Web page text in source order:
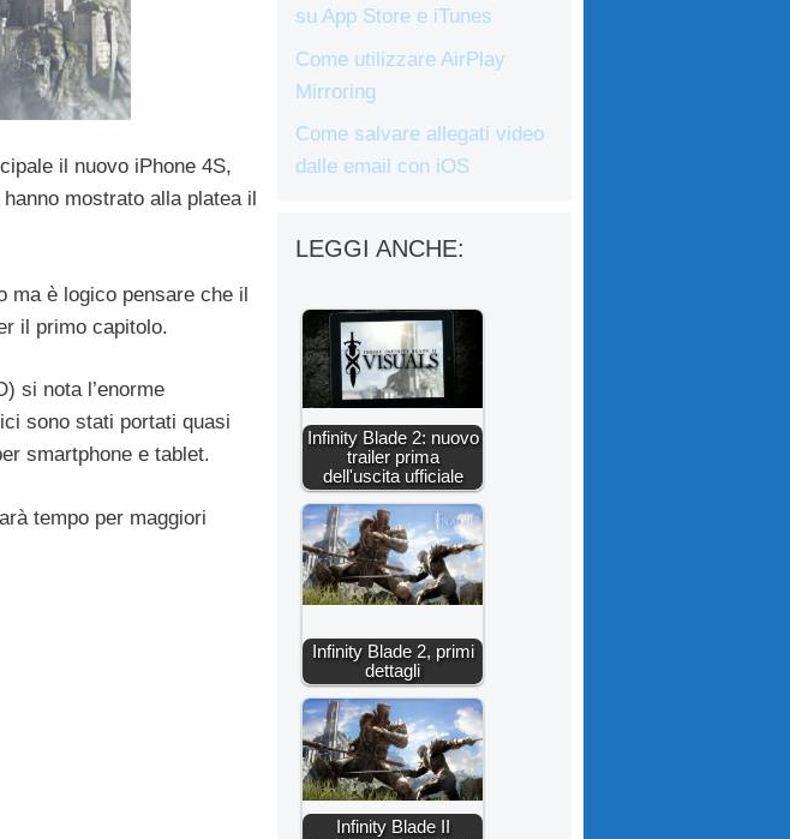
il nuovo iPhone 4S,
mostrato alla platea il
ma è logico pensare che il
il primo capitolo.
si nota l’enorme
sono stati portati quasi
smartphone e tablet.
tempo per maggiori
su App Store e iTunes
Come utilizzare AirPlay
Mirroring
Come salvare allegati video
dalle email con iOS
LEGGI ANCHE:
Infinity Blade 2: nuovo
trailer prima
dell'uscita ufficiale
Infinity Blade 2, primi
dettagli
Infinity Blade II